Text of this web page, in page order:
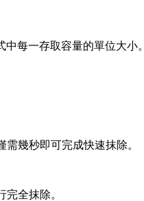
中每一存取容量的單位大小。
幾秒即可完成快速抹除。
全抹除。